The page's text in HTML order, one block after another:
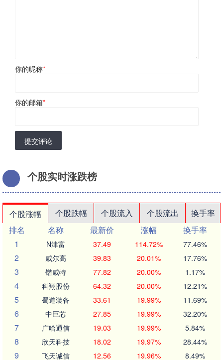
你的昵称*
你的邮箱*
提交评论
个股实时涨跌榜
个股涨幅 个股跌幅 个股流入 个股流出
换手率
排名
名称 最新价 涨幅
换手率
1
N津富 37.49 114.72% 77.46%
2 威尔高 39.83 20.01% 17.76%
3 锴威特 77.82 20.00% 1.17%
4 科翔股份 64.32 20.00% 12.21%
5 蜀道装备 33.61 19.99% 11.69%
6 中巨芯 27.85 19.99% 32.20%
7 广哈通信 19.03 19.99% 5.84%
8 欣天科技 18.02 19.97% 28.44%
9 飞天诚信 12.56 19.96% 8.49%